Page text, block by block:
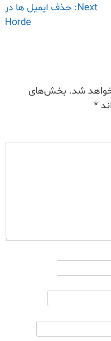
Next: حذف ایمیل ها در
Horde
شد. بخش‌های
*